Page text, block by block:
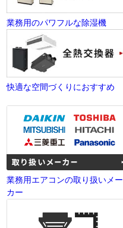
業務用のパワフルな除湿機
快適な空間づくりにおすすめ
業務用エアコンの取り扱いメー
カー